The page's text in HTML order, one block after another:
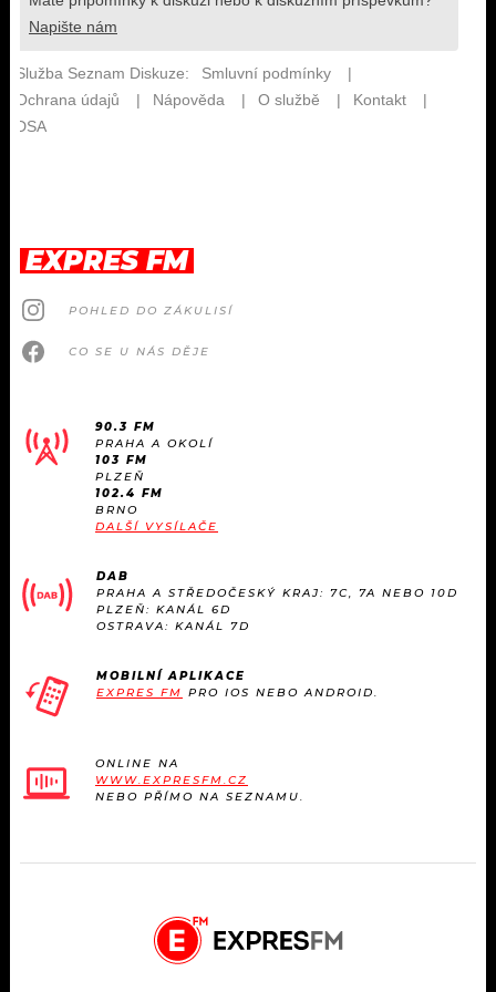
EXPRES FM
POHLED DO ZÁKULISÍ
CO SE U NÁS DĚJE
90.3 FM
PRAHA A OKOLÍ
103 FM
PLZEŇ
102.4 FM
BRNO
DALŠÍ VYSÍLAČE
DAB
PRAHA A STŘEDOČESKÝ KRAJ: 7C, 7A NEBO 10D
PLZEŇ: KANÁL 6D
OSTRAVA: KANÁL 7D
MOBILNÍ APLIKACE
EXPRES FM PRO IOS NEBO ANDROID.
ONLINE NA
WWW.EXPRESFM.CZ
NEBO PŘÍMO NA SEZNAMU.